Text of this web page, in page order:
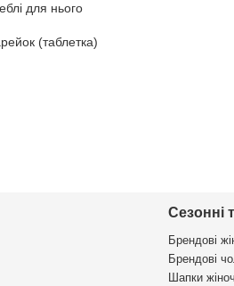
для нього
(таблетка)
Сезонні
Брендові
Брендові
Шапки